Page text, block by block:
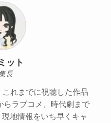
ット
長
れまでに視聴した作品
らラブコメ、時代劇まで
地情報をいち早くキャ